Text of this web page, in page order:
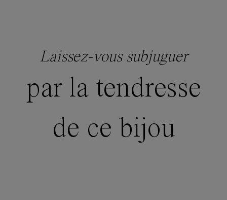
Laissez-vous subjuguer
par la tendresse
de ce bijou